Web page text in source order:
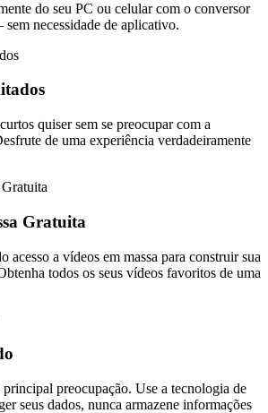
do seu PC ou celular com o conversor
necessidade de aplicativo.
quiser sem se preocupar com a
de uma experiência verdadeiramente
Gratuita
acesso a vídeos em massa para construir sua
todos os seus vídeos favoritos de uma
principal preocupação. Use a tecnologia de
seus dados, nunca armazene informações